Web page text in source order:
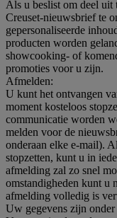
Als u beslist om deel uit
Creuset-nieuwsbrief te
gepersonaliseerde
producten worden
showcooking- of
promoties voor u zijn.
Afmelden:
U kunt het ontvangen
moment kosteloos
communicatie worden
melden voor de
onderaan elke e-mail).
stopzetten, kunt u in
afmelding zal zo snel
omstandigheden kunt u
afmelding volledig is
Uw gegevens zijn